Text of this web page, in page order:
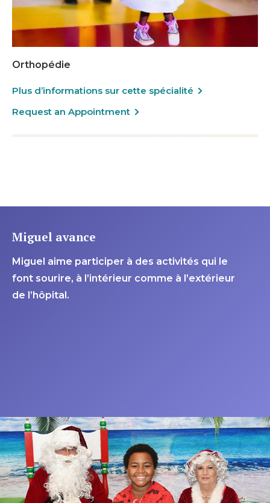
Orthopédie
Plus d’informations sur cette spécialité
Request an Appointment
Miguel avance
Miguel aime participer à des activités qui le
font sourire, à l’intérieur comme à l’extérieur
de l’hôpital.